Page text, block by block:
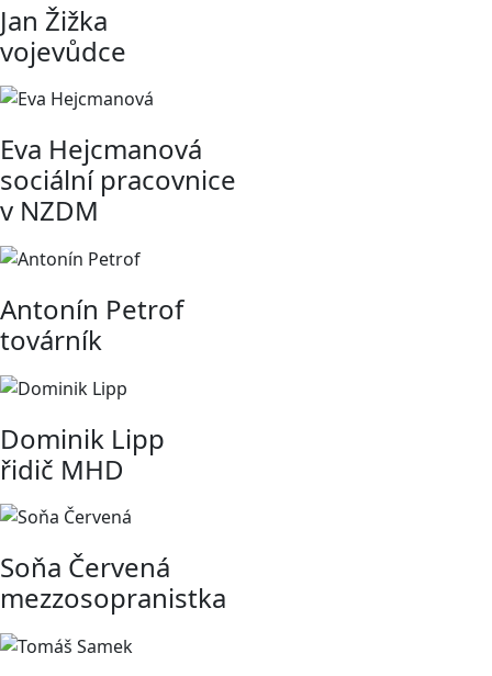
Jan Žižka
vojevůdce
Eva Hejcmanová
sociální pracovnice
v NZDM
Antonín Petrof
továrník
Dominik Lipp
řidič MHD
Soňa Červená
mezzosopranistka